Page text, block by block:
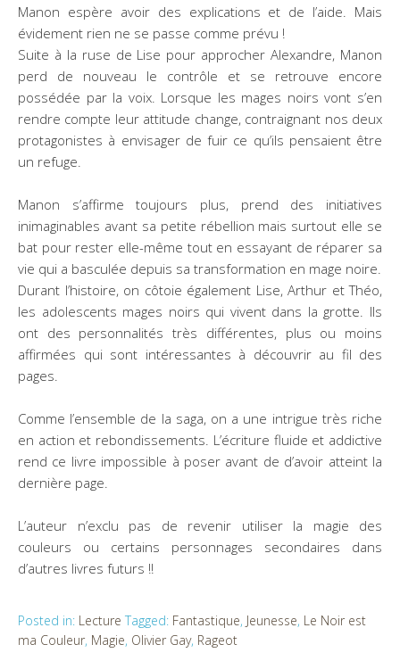
Manon espère avoir des explications et de l’aide. Mais
évidement rien ne se passe comme prévu !
Suite à la ruse de Lise pour approcher Alexandre, Manon
perd de nouveau le contrôle et se retrouve encore
possédée par la voix. Lorsque les mages noirs vont s’en
rendre compte leur attitude change, contraignant nos deux
protagonistes à envisager de fuir ce qu’ils pensaient être
un refuge.
Manon s’affirme toujours plus, prend des initiatives
inimaginables avant sa petite rébellion mais surtout elle se
bat pour rester elle-même tout en essayant de réparer sa
vie qui a basculée depuis sa transformation en mage noire.
Durant l’histoire, on côtoie également Lise, Arthur et Théo,
les adolescents mages noirs qui vivent dans la grotte. Ils
ont des personnalités très différentes, plus ou moins
affirmées qui sont intéressantes à découvrir au fil des
pages.
Comme l’ensemble de la saga, on a une intrigue très riche
en action et rebondissements. L’écriture fluide et addictive
rend ce livre impossible à poser avant de d’avoir atteint la
dernière page.
L’auteur n’exclu pas de revenir utiliser la magie des
couleurs ou certains personnages secondaires dans
d’autres livres futurs !!
Posted in: Lecture Tagged: Fantastique, Jeunesse, Le Noir est
ma Couleur, Magie, Olivier Gay, Rageot